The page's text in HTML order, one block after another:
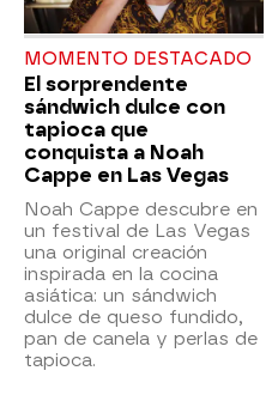
MOMENTO DESTACADO
El sorprendente
sándwich dulce con
tapioca que
conquista a Noah
Cappe en Las Vegas
Noah Cappe descubre en
un festival de Las Vegas
una original creación
inspirada en la cocina
asiática: un sándwich
dulce de queso fundido,
pan de canela y perlas de
tapioca.